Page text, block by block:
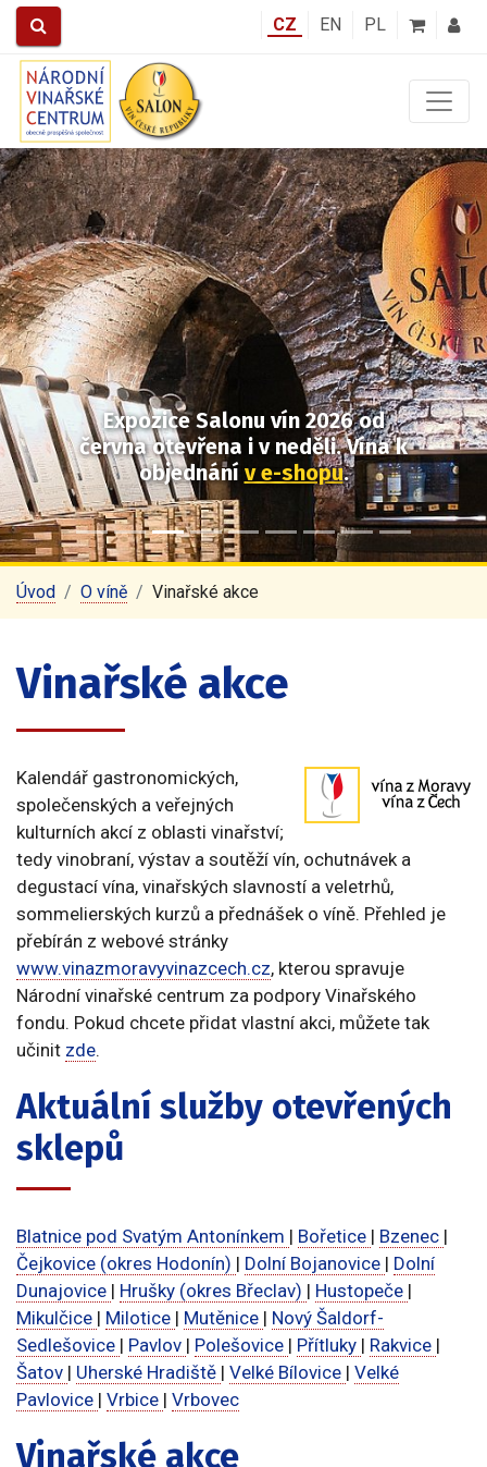
CZ EN PL
Expozice Salonu vín 2026od
června otevřena i v neděli.Vína k
objednání v e-shopu.
Předchozí Další
Úvod O víně Vinařské akce
Vinařské akce
Kalendář gastronomických,
společenských a veřejných
kulturních akcí z oblasti vinařství;
tedy vinobraní, výstav a soutěží vín, ochutnávek a
degustací vína, vinařských slavností a veletrhů,
sommelierských kurzů a přednášek o víně. Přehled je
přebírán z webové stránky
www.vinazmoravyvinazcech.cz, kterou spravuje
Národní vinařské centrum za podpory Vinařského
fondu. Pokud chcete přidat vlastní akci, můžete tak
učinit zde.
Aktuální služby otevřených
sklepů
Blatnice pod Svatým Antonínkem | Bořetice | Bzenec |
Čejkovice (okres Hodonín) | Dolní Bojanovice | Dolní
Dunajovice | Hrušky (okres Břeclav) | Hustopeče |
Mikulčice | Milotice | Mutěnice | Nový Šaldorf-
Sedlešovice | Pavlov | Polešovice | Přítluky | Rakvice |
Šatov | Uherské Hradiště | Velké Bílovice | Velké
Pavlovice | Vrbice | Vrbovec
Vinařské akce